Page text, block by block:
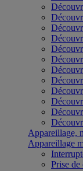
Appareillage,
Appareillage
Prise